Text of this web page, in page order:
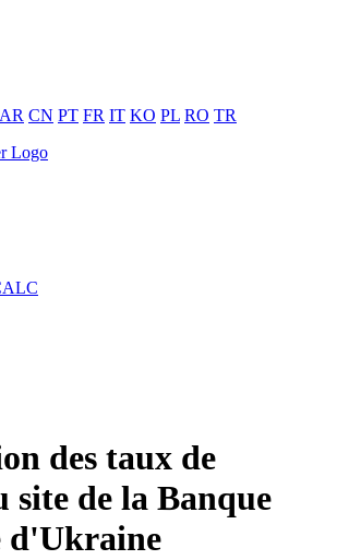
AR CN PT FR IT KO PL RO TR
des taux de
site de la Banque
d'Ukraine